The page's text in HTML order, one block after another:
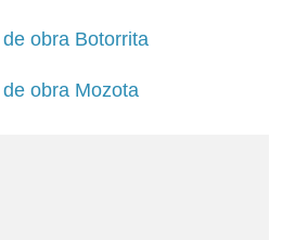
obra Botorrita
obra Mozota